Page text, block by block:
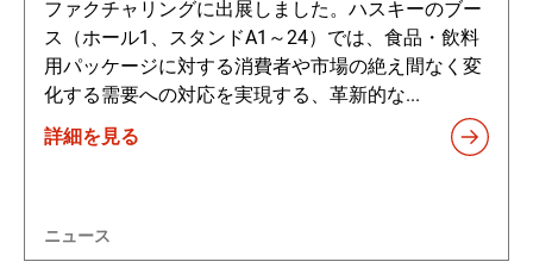
ファクチャリングに出展しました。ハスキーのブー
ス（ホール1、スタンドA1～24）では、食品・飲料
用パッケージに対する消費者や市場の絶え間なく変
化する需要への対応を実現する、革新的な...
詳細を見る
ニュース